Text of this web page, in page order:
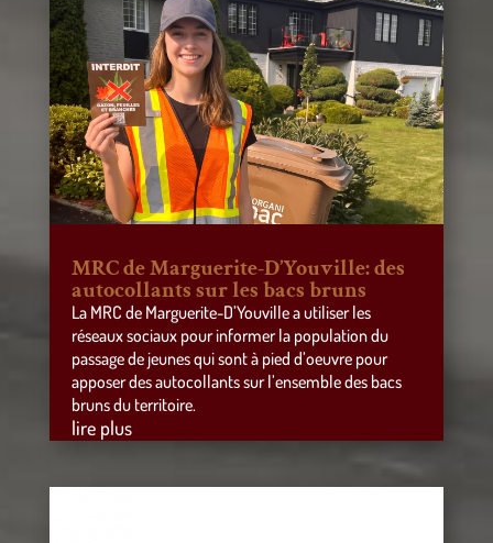
MRC de Marguerite-D’Youville: des
autocollants sur les bacs bruns
La MRC de Marguerite-D’Youville a utiliser les
réseaux sociaux pour informer la population du
passage de jeunes qui sont à pied d’oeuvre pour
apposer des autocollants sur l’ensemble des bacs
bruns du territoire.
lire plus